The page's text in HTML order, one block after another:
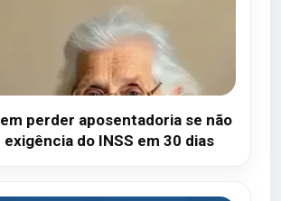
perder aposentadoria se não
do INSS em 30 dias